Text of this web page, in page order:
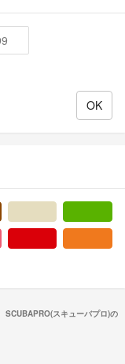
SCUBAPRO(スキューバプロ)の